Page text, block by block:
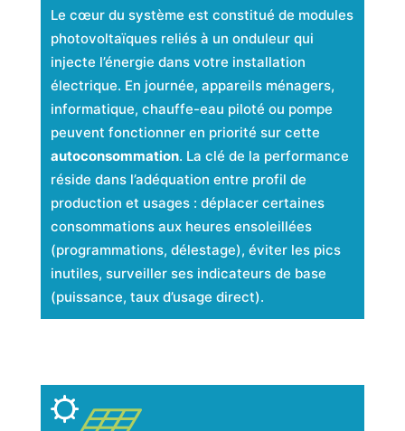
Le cœur du système est constitué de modules
photovoltaïques reliés à un onduleur qui
injecte l’énergie dans votre installation
électrique. En journée, appareils ménagers,
informatique, chauffe-eau piloté ou pompe
peuvent fonctionner en priorité sur cette
autoconsommation. La clé de la performance
réside dans l’adéquation entre profil de
production et usages : déplacer certaines
consommations aux heures ensoleillées
(programmations, délestage), éviter les pics
inutiles, surveiller ses indicateurs de base
(puissance, taux d’usage direct).